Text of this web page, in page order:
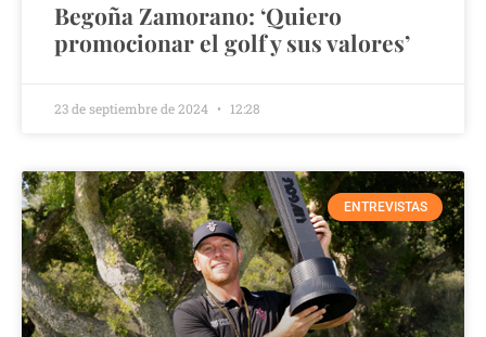
Begoña Zamorano: ‘Quiero
promocionar el golf y sus valores’
23 de septiembre de 2024 12:28
ENTREVISTAS